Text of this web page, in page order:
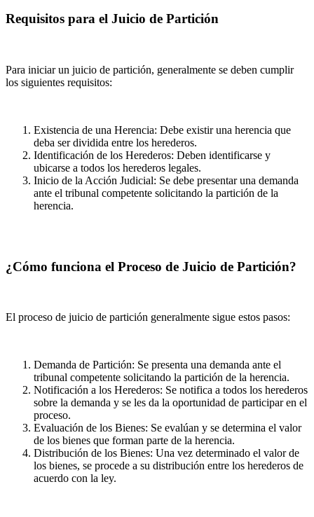
Requisitos para el Juicio de Partición
Para iniciar un juicio de partición, generalmente se deben cumplir
los siguientes requisitos:
Existencia de una Herencia: Debe existir una herencia que
deba ser dividida entre los herederos.
Identificación de los Herederos: Deben identificarse y
ubicarse a todos los herederos legales.
Inicio de la Acción Judicial: Se debe presentar una demanda
ante el tribunal competente solicitando la partición de la
herencia.
¿Cómo funciona el Proceso de Juicio de Partición?
El proceso de juicio de partición generalmente sigue estos pasos:
Demanda de Partición: Se presenta una demanda ante el
tribunal competente solicitando la partición de la herencia.
Notificación a los Herederos: Se notifica a todos los herederos
sobre la demanda y se les da la oportunidad de participar en el
proceso.
Evaluación de los Bienes: Se evalúan y se determina el valor
de los bienes que forman parte de la herencia.
Distribución de los Bienes: Una vez determinado el valor de
los bienes, se procede a su distribución entre los herederos de
acuerdo con la ley.